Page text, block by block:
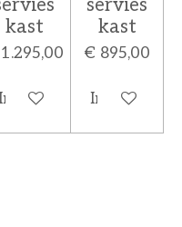
kast
winkelwagen
servies
kast
€ 895,00
In